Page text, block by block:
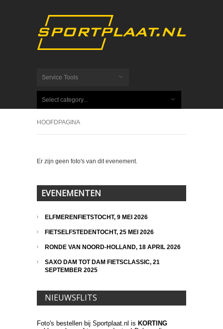
Service Tools
Select category...
HOOFDPAGINA
Er zijn geen foto's van dit evenement.
EVENEMENTEN
ELFMERENFIETSTOCHT, 9 MEI 2026
FIETSELFSTEDENTOCHT, 25 MEI 2026
RONDE VAN NOORD-HOLLAND, 18 APRIL 2026
SAXO DAM TOT DAM FIETSCLASSIC, 21
SEPTEMBER 2025
NIEUWSFLITS
Foto's bestellen bij Sportplaat.nl is KORTING